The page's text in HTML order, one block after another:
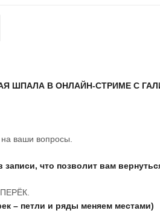
ШПАЛА В ОНЛАЙН-СТРИМЕ С
ваши вопросы.
записи, что позволит вам
– петли и ряды меняем местами)